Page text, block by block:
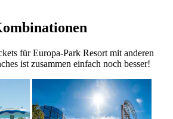
für Europa-Park Resort mit anderen
ist zusammen einfach noch besser!